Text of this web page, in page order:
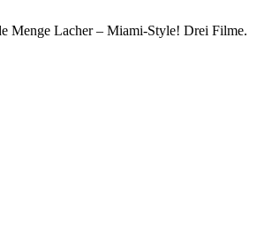
Menge Lacher – Miami-Style! Drei Filme.